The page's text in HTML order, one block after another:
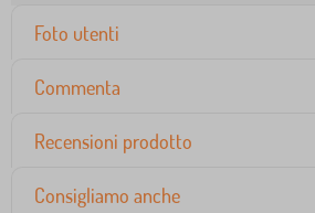
Foto utenti
Commenta
Recensioni prodotto
Consigliamo anche